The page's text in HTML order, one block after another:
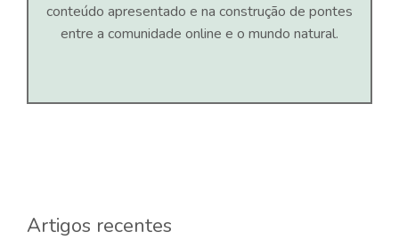
conteúdo apresentado e na construção de pontes
entre a comunidade online e o mundo natural.
Artigos recentes